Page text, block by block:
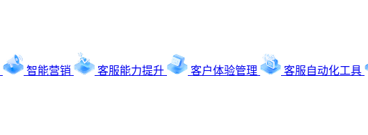
智能营销 客服能力提升 客户体验管理 客服自动化工具